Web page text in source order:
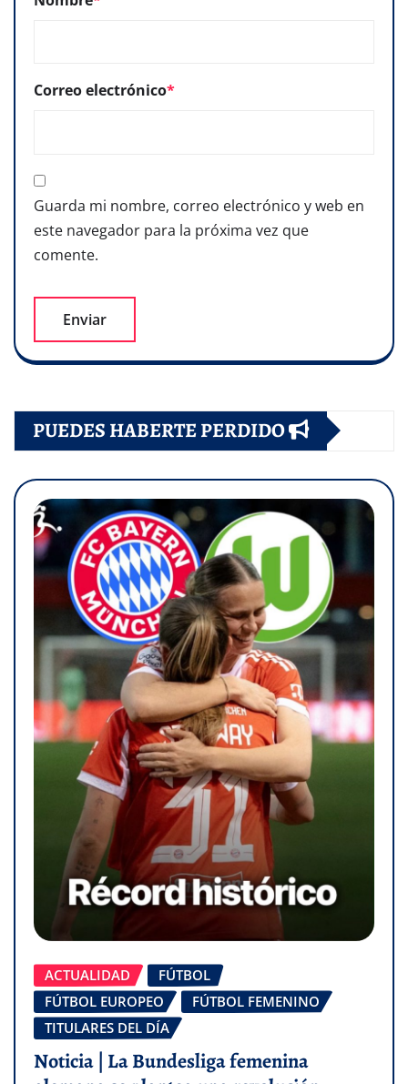
Correo electrónico*
Guarda mi nombre, correo electrónico y web en
este navegador para la próxima vez que
comente.
PUEDES HABERTE PERDIDO
ACTUALIDAD
FÚTBOL
FÚTBOL EUROPEO
FÚTBOL FEMENINO
TITULARES DEL DÍA
Noticia | La Bundesliga femenina